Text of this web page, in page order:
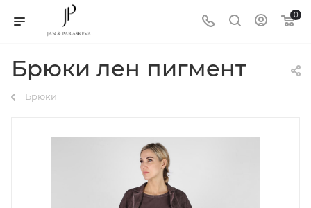
0
Брюки лен пигмент
Брюки